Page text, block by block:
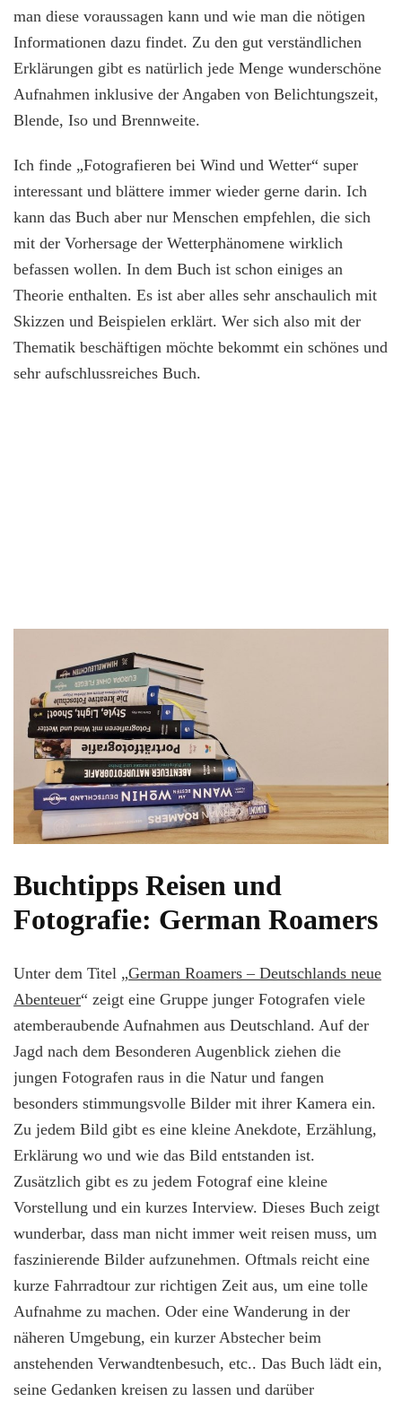
man diese voraussagen kann und wie man die nötigen
Informationen dazu findet. Zu den gut verständlichen
Erklärungen gibt es natürlich jede Menge wunderschöne
Aufnahmen inklusive der Angaben von Belichtungszeit,
Blende, Iso und Brennweite.
Ich finde „Fotografieren bei Wind und Wetter“ super
interessant und blättere immer wieder gerne darin. Ich
kann das Buch aber nur Menschen empfehlen, die sich
mit der Vorhersage der Wetterphänomene wirklich
befassen wollen. In dem Buch ist schon einiges an
Theorie enthalten. Es ist aber alles sehr anschaulich mit
Skizzen und Beispielen erklärt. Wer sich also mit der
Thematik beschäftigen möchte bekommt ein schönes und
sehr aufschlussreiches Buch.
Buchtipps Reisen und
Fotografie: German Roamers
Unter dem Titel „German Roamers – Deutschlands neue
Abenteuer“ zeigt eine Gruppe junger Fotografen viele
atemberaubende Aufnahmen aus Deutschland. Auf der
Jagd nach dem Besonderen Augenblick ziehen die
jungen Fotografen raus in die Natur und fangen
besonders stimmungsvolle Bilder mit ihrer Kamera ein.
Zu jedem Bild gibt es eine kleine Anekdote, Erzählung,
Erklärung wo und wie das Bild entstanden ist.
Zusätzlich gibt es zu jedem Fotograf eine kleine
Vorstellung und ein kurzes Interview. Dieses Buch zeigt
wunderbar, dass man nicht immer weit reisen muss, um
faszinierende Bilder aufzunehmen. Oftmals reicht eine
kurze Fahrradtour zur richtigen Zeit aus, um eine tolle
Aufnahme zu machen. Oder eine Wanderung in der
näheren Umgebung, ein kurzer Abstecher beim
anstehenden Verwandtenbesuch, etc.. Das Buch lädt ein,
seine Gedanken kreisen zu lassen und darüber